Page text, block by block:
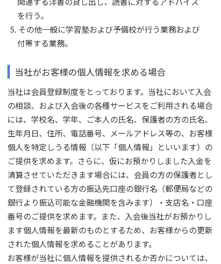
を行う。
その他一般に学習塾および予備校が行う業務および
付帯する業務。
当社がお客様の個人情報を求める場合
当社は会員登録制度をとっております。当社において入会
の相談、および入会後の各種サービスをご利用される場合
には、学校名、学年、ご本人の氏名、保護者の方の氏名、
生年月日、住所、電話番号、メールアドレス等の、お客様
個人を特定しうる情報（以下「個人情報」といいます）の
ご提供を求めます。さらに、仮にお預かりしました入金を
清算させていただきます場合には、会員の方の保護者とし
て登録されている方の振込先口座の銀行名（郵便局などの
銀行より振込可能な金融機関を含みます）・支店名・口座
番号のご提供を求めます。また、入会後当社がお預かりし
ます個人情報を最新のものとするため、お客様からの更新
された個人情報を求めることがあります。
お客様が当社に個人情報を提供されるか否かについては、